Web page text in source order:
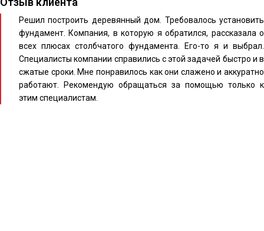
Решил построить деревянный дом. Требовалось установить
фундамент. Компания, в которую я обратился, рассказала о
всех плюсах столбчатого фундамента. Его-то я и выбрал.
Специалисты компании справились с этой задачей быстро и в
сжатые сроки. Мне понравилось как они слажено и аккуратно
работают. Рекомендую обращаться за помощью только к
этим специалистам.